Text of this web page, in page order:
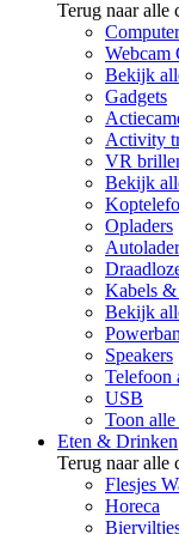
Terug naar alle
Webcam
Bekijk
Gadgets
Activity
VR
Bekijk
Opladers
Kabels &
Bekijk
Speakers
Telefoon
USB
Toon
Eten & Drinken
Terug naar alle
Flesjes
Horeca